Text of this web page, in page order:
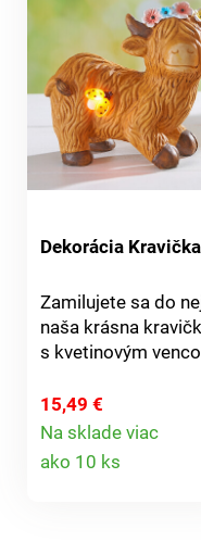
Dekorácia Kravička
Zamilujete sa do
naša krásna
s kvetinovým
jednoducho
neodolateľná!
2 batérií LR44.
15,49 €
Na sklade viac
ako 10 ks